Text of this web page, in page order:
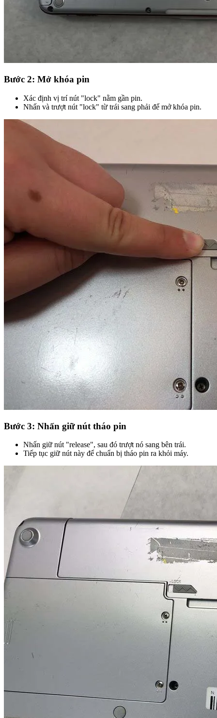
Bước 2: Mở khóa pin
Xác định vị trí nút "lock" nằm gần pin.
Nhấn và trượt nút "lock" từ trái sang phải để mở khóa pin.
Bước 3: Nhấn giữ nút tháo pin
Nhấn giữ nút "release", sau đó trượt nó sang bên trái.
Tiếp tục giữ nút này để chuẩn bị tháo pin ra khỏi máy.